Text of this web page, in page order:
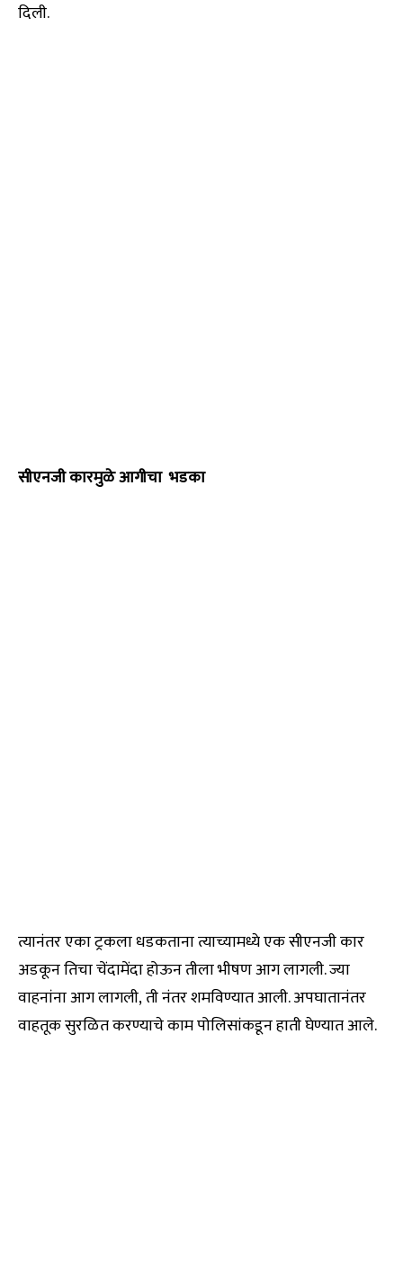
दिली.
सीएनजी कारमुळे आगीचा भडका
त्यानंतर एका ट्रकला धडकताना त्याच्यामध्ये एक सीएनजी कार
अडकून तिचा चेंदामेंदा होऊन तीला भीषण आग लागली. ज्या
वाहनांना आग लागली, ती नंतर शमविण्यात आली. अपघातानंतर
वाहतूक सुरळित करण्याचे काम पोलिसांकडून हाती घेण्यात आले.